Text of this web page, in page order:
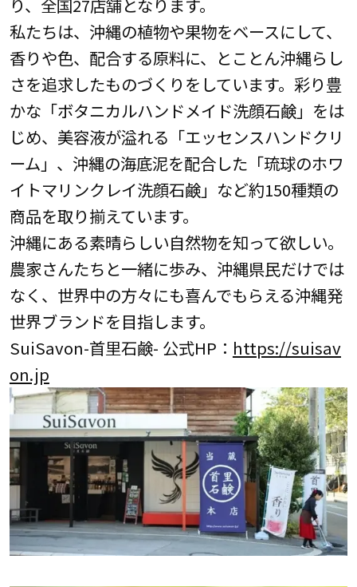
私たちは、沖縄の植物や果物をベースにして、
香りや色、配合する原料に、とことん沖縄らし
さを追求したものづくりをしています。彩り豊
かな「ボタニカルハンドメイド洗顔石鹸」をは
じめ、美容液が溢れる「エッセンスハンドクリ
ーム」、沖縄の海底泥を配合した「琉球のホワ
イトマリンクレイ洗顔石鹸」など約150種類の
商品を取り揃えています。
沖縄にある素晴らしい自然物を知って欲しい。
農家さんたちと一緒に歩み、沖縄県民だけでは
なく、世界中の方々にも喜んでもらえる沖縄発
世界ブランドを目指します。
SuiSavon-首里石鹸- 公式HP： https://suisav
on.jp